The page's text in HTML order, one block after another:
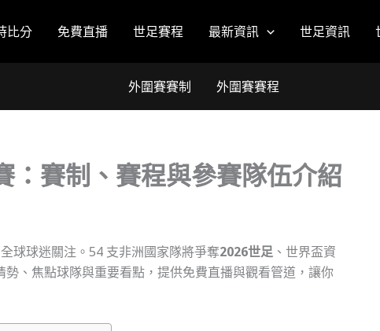
比分 免費直播 世足賽程 最新資訊 世足資訊
外圍賽賽制 外圍賽賽程
：賽制、賽程與參賽隊伍介紹
球球迷關注。54 支非洲國家隊將爭奪2026世足 、世界盃資
、焦點球隊與重要看點，提供免費直播與觀看管道，讓你